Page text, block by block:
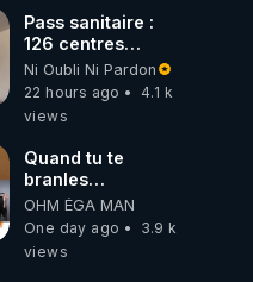
Pass sanitaire :
126 centres
commerciaux
concernés par
l'obligation dans
Ni Oubli Ni Pardon
22 hours ago
4.1 k
views
Quand tu te
branles
bonhomme tu
émets des ondes
ils ont juste omis
OHM ÉGA MAN
One day ago
3.9 k
views